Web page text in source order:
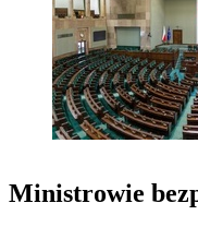
Ministrowie